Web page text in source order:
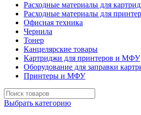
Расходные материалы для
Расходные материалы для
Офисная техника
Чернила
Тонер
Канцелярские товары
Картриджи для принтеров и МФУ
Оборудование для заправки
Принтеры и МФУ
Выбрать категорию